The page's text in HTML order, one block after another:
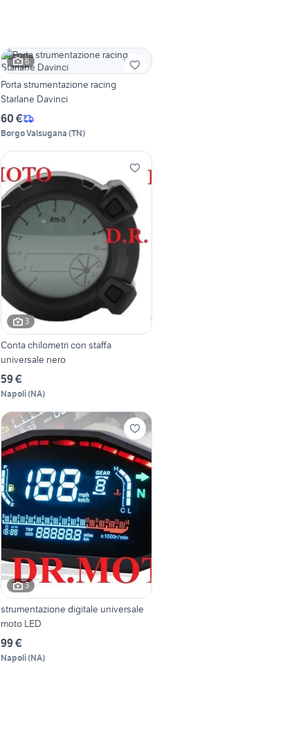
6
Porta strumentazione racing
Starlane Davinci
60 €
Borgo Valsugana (TN)
3
Conta chilometri con staffa
universale nero
59 €
Napoli(NA)
3
strumentazione digitale universale
moto LED
99 €
Napoli(NA)